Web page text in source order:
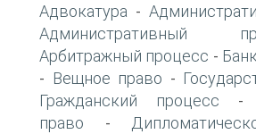
Адвокатура -
Административный
Арбитражный процесс -
- Вещное право -
Гражданский процесс -
право -